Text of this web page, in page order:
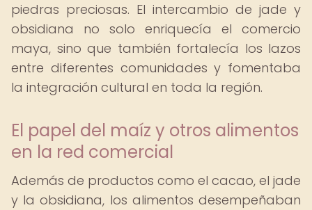
piedras preciosas. El intercambio de jade y
obsidiana no solo enriquecía el comercio
maya, sino que también fortalecía los lazos
entre diferentes comunidades y fomentaba
la integración cultural en toda la región.
El papel del maíz y otros alimentos
en la red comercial
Además de productos como el cacao, el jade
y la obsidiana, los alimentos desempeñaban